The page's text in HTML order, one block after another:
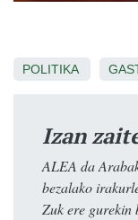
POLITIKA
Izan
ALEA da
bezalako
Zuk ere gurekin